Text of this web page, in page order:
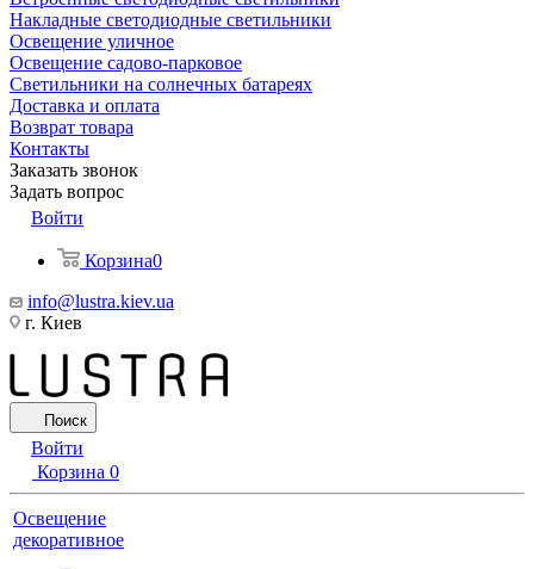
Накладные светодиодные светильники
Освещение уличное
Освещение садово-парковое
Светильники на солнечных батареях
Доставка и оплата
Возврат товара
Контакты
Заказать звонок
Задать вопрос
Войти
Корзина0
info@lustra.kiev.ua
г. Киев
Поиск
Войти
Корзина 0
Освещение
декоративное